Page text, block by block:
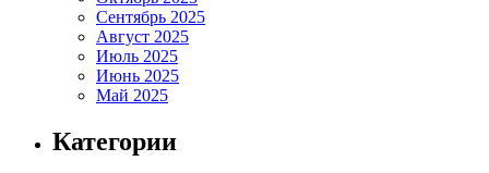
Сентябрь 2025
Август 2025
Июль 2025
Июнь 2025
Май 2025
Категории